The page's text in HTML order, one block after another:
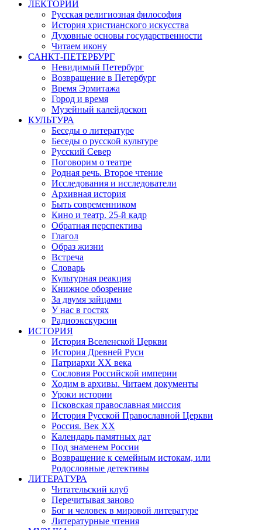
ЛЕКТОРИЙ
Русская религиозная философия
История христианского искусства
Духовные основы государственности
Читаем икону
САНКТ-ПЕТЕРБУРГ
Невидимый Петербург
Возвращение в Петербург
Время Эрмитажа
Город и время
Музейный калейдоскоп
КУЛЬТУРА
Беседы о литературе
Беседы о русской культуре
Русский Север
Поговорим о театре
Родная речь. Второе чтение
Исследования и исследователи
Архивная история
Быть современником
Кино и театр. 25-й кадр
Обратная перспектива
Глагол
Образ жизни
Встреча
Словарь
Культурная реакция
Книжное обозрение
За двумя зайцами
У нас в гостях
Радиоэкскурсии
ИСТОРИЯ
История Вселенской Церкви
История Древней Руси
Патриархи XX века
Сословия Российской империи
Ходим в архивы. Читаем документы
Уроки истории
Псковская православная миссия
История Русской Православной Церкви
Россия. Век ХХ
Календарь памятных дат
Под знаменем России
Возвращение к семейным истокам, или
Родословные детективы
ЛИТЕРАТУРА
Читательский клуб
Перечитывая заново
Бог и человек в мировой литературе
Литературные чтения